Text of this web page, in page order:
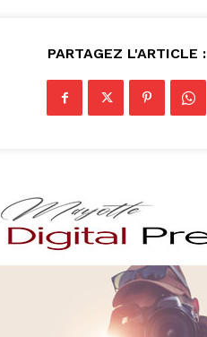
PARTAGEZ L'ARTICLE :